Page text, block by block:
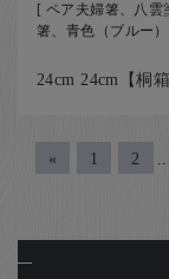
[ ペア夫婦箸、八
箸、青色（ブルー
24cm 24cm【桐箱
« 1 2